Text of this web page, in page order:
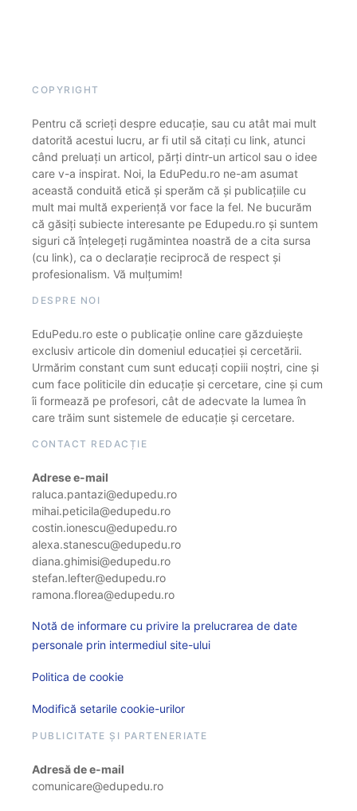
COPYRIGHT
Pentru că scrieți despre educație, sau cu atât mai mult
datorită acestui lucru, ar fi util să citați cu link, atunci
când preluați un articol, părți dintr-un articol sau o idee
care v-a inspirat. Noi, la EduPedu.ro ne-am asumat
această conduită etică și sperăm că și publicațiile cu
mult mai multă experiență vor face la fel. Ne bucurăm
că găsiți subiecte interesante pe Edupedu.ro și suntem
siguri că înțelegeți rugămintea noastră de a cita sursa
(cu link), ca o declarație reciprocă de respect și
profesionalism. Vă mulțumim!
DESPRE NOI
EduPedu.ro este o publicație online care găzduiește
exclusiv articole din domeniul educației și cercetării.
Urmărim constant cum sunt educați copiii noștri, cine și
cum face politicile din educație și cercetare, cine și cum
îi formează pe profesori, cât de adecvate la lumea în
care trăim sunt sistemele de educație și cercetare.
CONTACT REDACȚIE
Adrese e-mail
raluca.pantazi@edupedu.ro
mihai.peticila@edupedu.ro
costin.ionescu@edupedu.ro
alexa.stanescu@edupedu.ro
diana.ghimisi@edupedu.ro
stefan.lefter@edupedu.ro
ramona.florea@edupedu.ro
Notă de informare cu privire la prelucrarea de date
personale prin intermediul site-ului
Politica de cookie
Modifică setarile cookie-urilor
PUBLICITATE ȘI PARTENERIATE
Adresă de e-mail
comunicare@edupedu.ro